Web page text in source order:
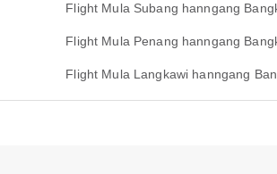
Flight Mula Subang hanngang
Flight Mula Penang hanngang
Flight Mula Langkawi hanngang